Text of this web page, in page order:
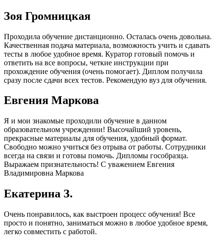
Зоя Громницкая
Проходила обучение дистанционно. Осталась очень довольна.
Качественная подача материала, возможность учить и сдавать
тесты в любое удобное время. Куратор готовый помочь и
ответить на все вопросы, четкие инструкции при
прохождение обучения (очень помогает). Диплом получила
сразу после сдачи всех тестов. Рекомендую вуз для обучения.
Евгения Маркова
Я и мои знакомые проходили обучение в данном
образовательном учреждении! Высочайший уровень,
прекрасные материалы для обучения, удобный формат.
Свободно можно учиться без отрыва от работы. Сотрудники
всегда на связи и готовы помочь. Дипломы гособразца.
Выражаем признательность! С уважением Евгения
Владимировна Маркова
Екатерина З.
Очень понравилось, как выстроен процесс обучения! Все
просто и понятно, заниматься можно в любое удобное время,
легко совместить с работой.